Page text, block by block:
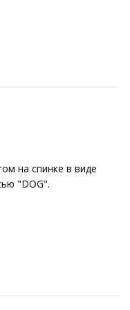
на спинке в виде
"DOG".